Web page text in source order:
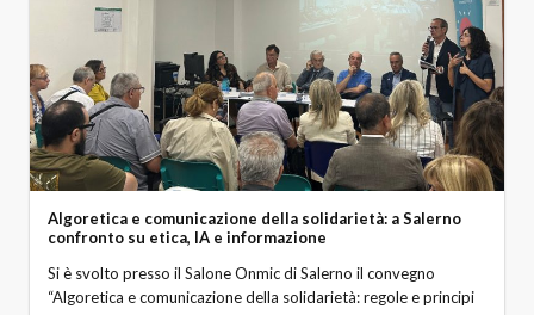
Algoretica e comunicazione della solidarietà: a Salerno
confronto su etica, IA e informazione
Si è svolto presso il Salone Onmic di Salerno il convegno
“Algoretica e comunicazione della solidarietà: regole e principi